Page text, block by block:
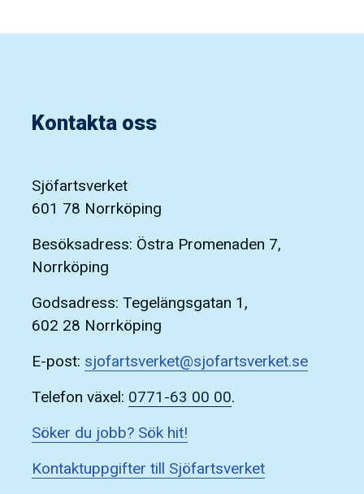
Kontakta oss
Sjöfartsverket
601 78 Norrköping
Besöksadress: Östra Promenaden 7,
Norrköping
Godsadress: Tegelängsgatan 1,
602 28 Norrköping
E-post: sjofartsverket@sjofartsverket.se
Telefon växel: 0771-63 00 00.
Söker du jobb? Sök hit!
Kontaktuppgifter till Sjöfartsverket